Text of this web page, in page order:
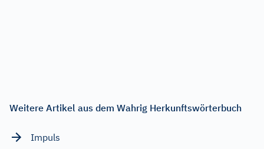
Weitere Artikel aus dem Wahrig Herkunftswörterbuch
Impuls